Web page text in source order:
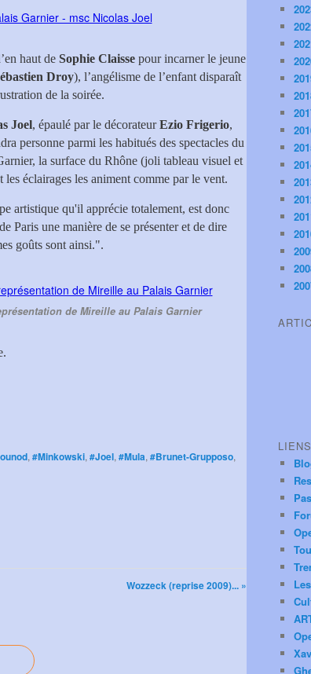
haut de Sophie Claisse pour incarner le jeune
Droy), l’angélisme de l’enfant disparaît
de la soirée.
Joel, épaulé par le décorateurEzio Frigerio,
personne parmi les habitués des spectacles du
la surface du Rhône (joli tableau visuel et
éclairages les animent comme par le vent.
artistique qu'il apprécie totalement, est donc
Paris une manière de se présenter et de dire
goûts sont ainsi.".
de Mireille au Palais Garnier
, #Minkowski, #Joel, #Mula, #Brunet-Grupposo,
Wozzeck (reprise 2009)... »
LIENS